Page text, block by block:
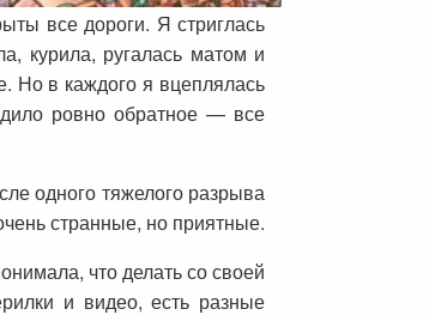
все дороги. Я стриглась
курила, ругалась матом и
Но в каждого я вцеплялась
ровно обратное — все
одного тяжелого разрыва
странные, но приятные.
что делать со своей
и видео, есть разные